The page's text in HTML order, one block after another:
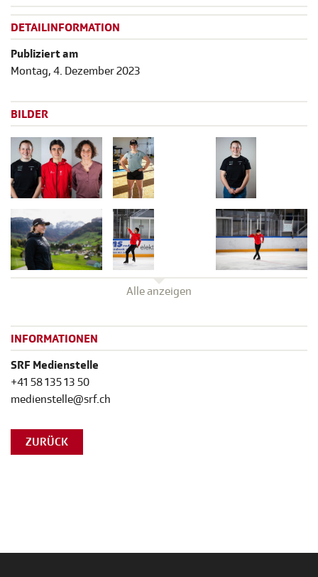
DETAILINFORMATION
Publiziert am
Montag, 4. Dezember 2023
BILDER
Alle anzeigen
INFORMATIONEN
SRF Medienstelle
+41 58 135 13 50
medienstelle@srf.ch
ZURÜCK